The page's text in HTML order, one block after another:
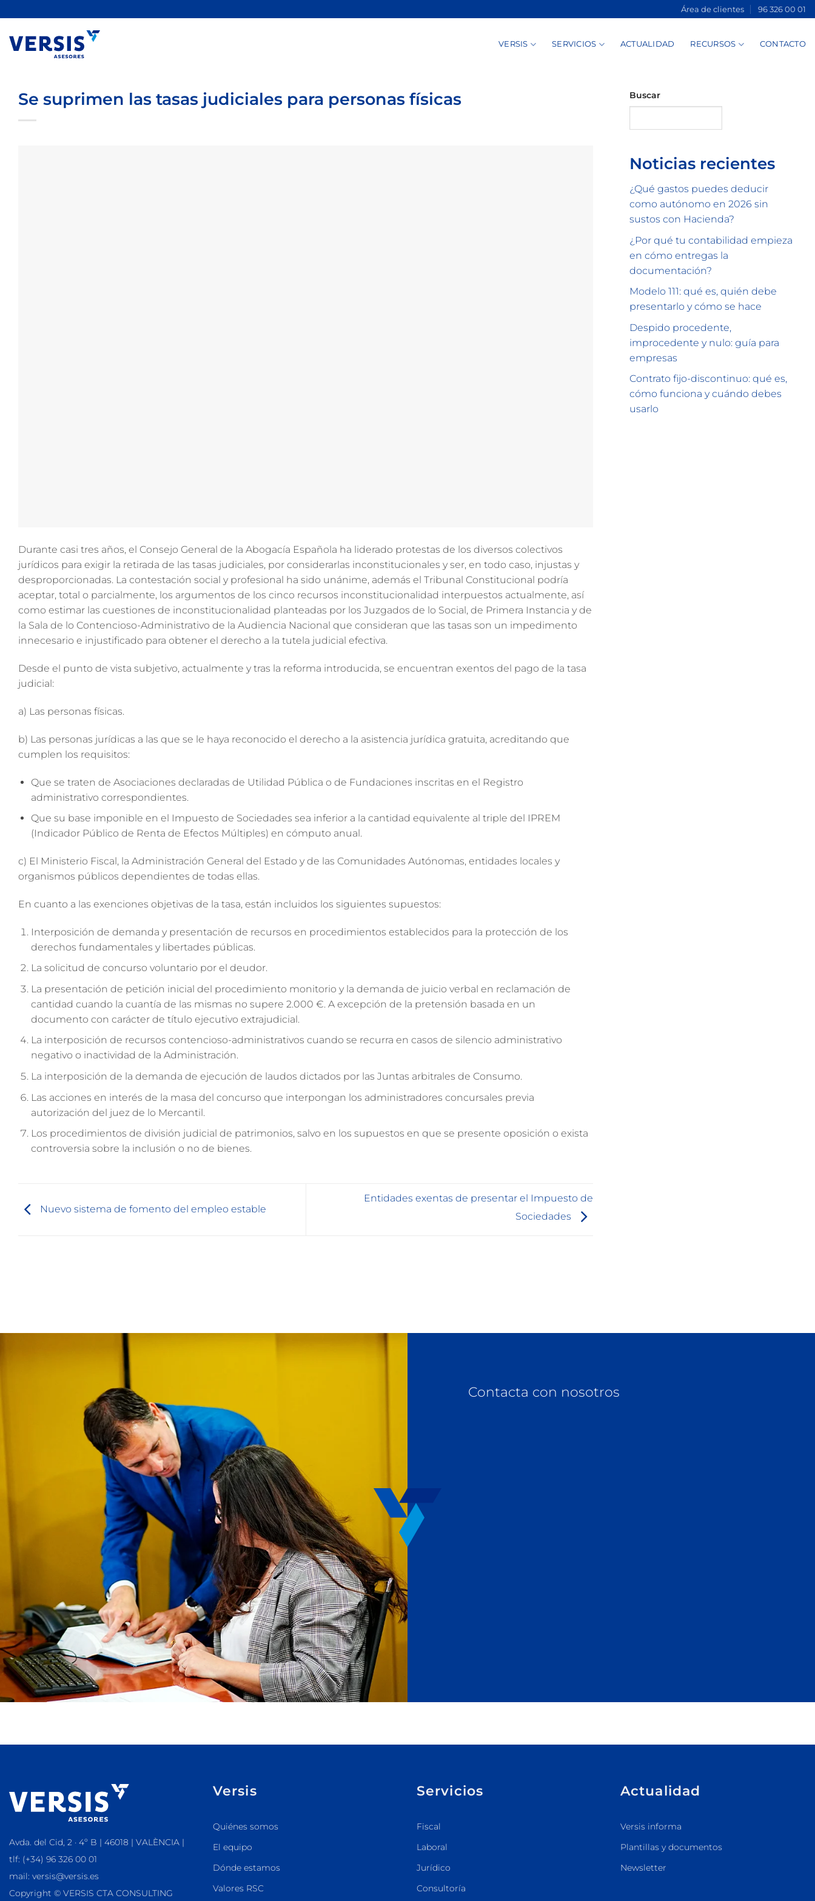
contenido
Área de clientes 96 326 00 01
VERSIS SERVICIOS ACTUALIDAD RECURSOS CONTACTO
Se suprimen las tasas judiciales para personas físicas
Durante casi tres años, el Consejo General de la Abogacía Española ha liderado protestas de los diversos colectivos
jurídicos para exigir la retirada de las tasas judiciales, por considerarlas inconstitucionales y ser, en todo caso, injustas y
desproporcionadas. La contestación social y profesional ha sido unánime, además el Tribunal Constitucional podría
aceptar, total o parcialmente, los argumentos de los cinco recursos inconstitucionalidad interpuestos actualmente, así
como estimar las cuestiones de inconstitucionalidad planteadas por los Juzgados de lo Social, de Primera Instancia y de
la Sala de lo Contencioso-Administrativo de la Audiencia Nacional que consideran que las tasas son un impedimento
innecesario e injustificado para obtener el derecho a la tutela judicial efectiva.
Desde el punto de vista subjetivo, actualmente y tras la reforma introducida, se encuentran exentos del pago de la tasa
judicial:
a) Las personas físicas.
b) Las personas jurídicas a las que se le haya reconocido el derecho a la asistencia jurídica gratuita, acreditando que
cumplen los requisitos:
Que se traten de Asociaciones declaradas de Utilidad Pública o de Fundaciones inscritas en el Registro
administrativo correspondientes.
Que su base imponible en el Impuesto de Sociedades sea inferior a la cantidad equivalente al triple del IPREM
(Indicador Público de Renta de Efectos Múltiples) en cómputo anual.
c) El Ministerio Fiscal, la Administración General del Estado y de las Comunidades Autónomas, entidades locales y
organismos públicos dependientes de todas ellas.
En cuanto a las exenciones objetivas de la tasa, están incluidos los siguientes supuestos:
Interposición de demanda y presentación de recursos en procedimientos establecidos para la protección de los
derechos fundamentales y libertades públicas.
La solicitud de concurso voluntario por el deudor.
La presentación de petición inicial del procedimiento monitorio y la demanda de juicio verbal en reclamación de
cantidad cuando la cuantía de las mismas no supere 2.000 €. A excepción de la pretensión basada en un
documento con carácter de título ejecutivo extrajudicial.
La interposición de recursos contencioso-administrativos cuando se recurra en casos de silencio administrativo
negativo o inactividad de la Administración.
La interposición de la demanda de ejecución de laudos dictados por las Juntas arbitrales de Consumo.
Las acciones en interés de la masa del concurso que interpongan los administradores concursales previa
autorización del juez de lo Mercantil.
Los procedimientos de división judicial de patrimonios, salvo en los supuestos en que se presente oposición o exista
controversia sobre la inclusión o no de bienes.
Nuevo sistema de fomento del empleo estable
Entidades exentas de presentar el Impuesto de
Sociedades
Buscar
Noticias recientes
¿Qué gastos puedes deducir
como autónomo en 2026 sin
sustos con Hacienda?
¿Por qué tu contabilidad empieza
en cómo entregas la
documentación?
Modelo 111: qué es, quién debe
presentarlo y cómo se hace
Despido procedente,
improcedente y nulo: guía para
empresas
Contrato fijo-discontinuo: qué es,
cómo funciona y cuándo debes
usarlo
Contacta con nosotros
Avda. del Cid, 2 · 4º B | 46018 | VALÈNCIA |
tlf: (+34) 96 326 00 01
mail: versis@versis.es
Copyright © VERSIS CTA CONSULTING
Versis
Quiénes somos
El equipo
Dónde estamos
Valores RSC
Servicios
Fiscal
Laboral
Jurídico
Consultoría
Actualidad
Versis informa
Plantillas y documentos
Newsletter